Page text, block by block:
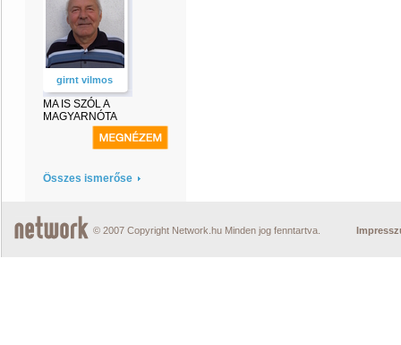
girnt vilmos
MA IS SZÓL A
MAGYARNÓTA
Összes ismerőse
© 2007 Copyright Network.hu Minden jog fenntartva.